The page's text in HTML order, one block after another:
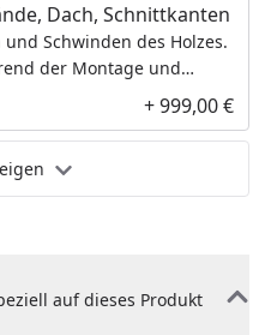
Dach, Schnittkanten
Schwinden des Holzes.
der Montage und
für den Endanstrich.
+ 999,00 €
auf dieses Produkt